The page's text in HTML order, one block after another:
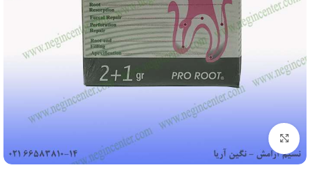
بزرگنمایی تصویر